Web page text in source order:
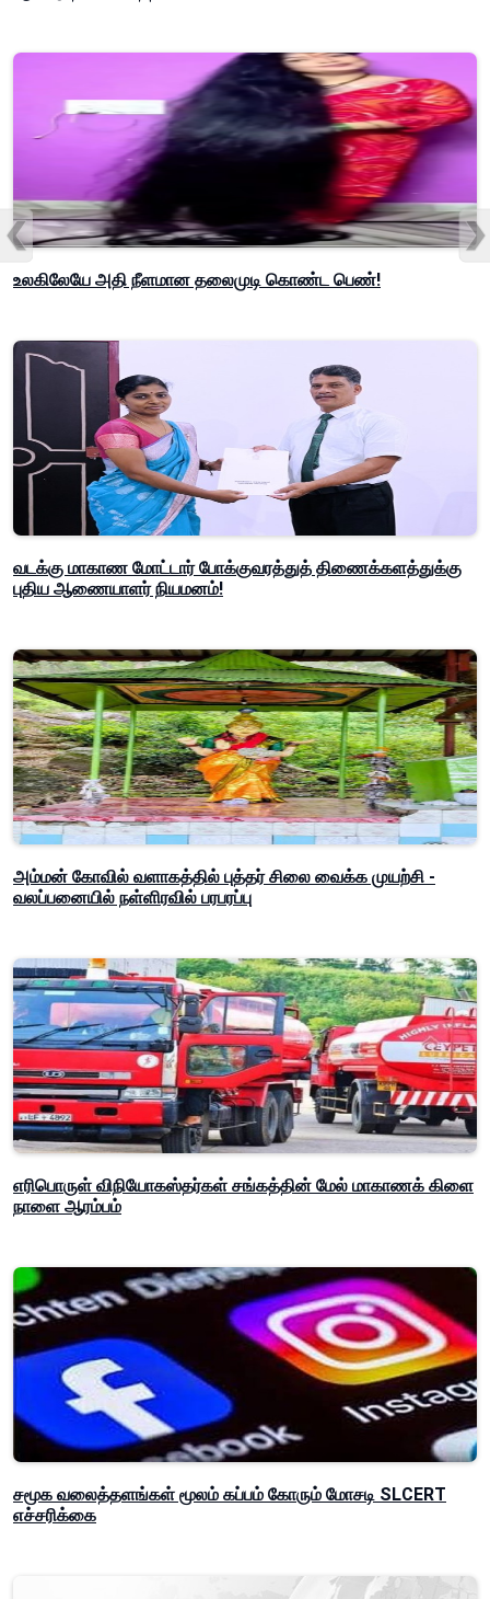
உலகிலேயே அதி நீளமான தலைமுடி கொண்ட பெண்!
வடக்கு மாகாண மோட்டார் போக்குவரத்துத் திணைக்களத்துக்கு
புதிய ஆணையாளர் நியமனம்!
அம்மன் கோவில் வளாகத்தில் புத்தர் சிலை வைக்க முயற்சி -
வலப்பனையில் நள்ளிரவில் பரபரப்பு
எரிபொருள் விநியோகஸ்தர்கள் சங்கத்தின் மேல் மாகாணக் கிளை
நாளை ஆரம்பம்
சமூக வலைத்தளங்கள் மூலம் கப்பம் கோரும் மோசடி SLCERT
எச்சரிக்கை